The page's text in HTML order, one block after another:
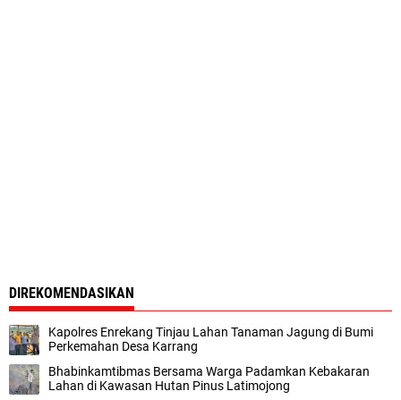
DIREKOMENDASIKAN
Kapolres Enrekang Tinjau Lahan Tanaman Jagung di Bumi
Perkemahan Desa Karrang
Bhabinkamtibmas Bersama Warga Padamkan Kebakaran
Lahan di Kawasan Hutan Pinus Latimojong